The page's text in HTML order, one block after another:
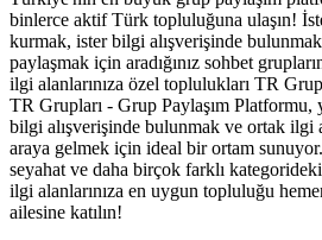
binlerce aktif Türk topluluğuna ulaşın!
kurmak, ister bilgi alışverişinde
paylaşmak için aradığınız sohbet
ilgi alanlarınıza özel toplulukları TR
TR Grupları - Grup Paylaşım Platformu,
bilgi alışverişinde bulunmak ve ortak ilgi
araya gelmek için ideal bir ortam
seyahat ve daha birçok farklı
ilgi alanlarınıza en uygun topluluğu
ailesine katılın!